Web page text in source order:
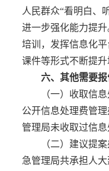
人民群众“看明白、
进一步强化能力提
培训，发挥信息化
课件等形式不断提升
六、其他需要
（一）收取信
公开信息处理费管
管理局未收取过信息
（二）建议提
急管理局共承担人